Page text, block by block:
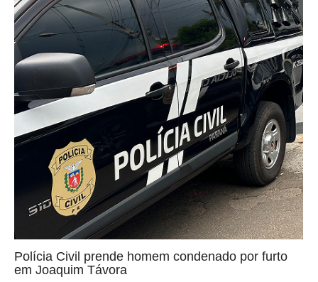
Polícia Civil prende homem condenado por furto
em Joaquim Távora